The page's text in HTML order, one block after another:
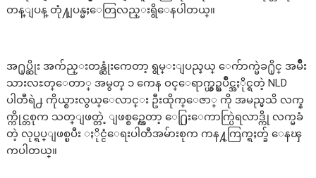
တန္ျပန္ တုံ႔ျပန္မႈေတြလည္းရွိေနပါတယ္။
အ႐ုပ္ဆိုး အက်ည္းတန္ဆုံးကေတာ့ ရွမ္းျပည္နယ္ ေက်ာက္မဲခ႐ိုင္ အမ်ိဳး
သားလႊတ္ေတာ္ အမွတ္ ၁ ကေန ဝင္ေရာက္ယွဥ္ၿပိဳင္အႏိုင္ရတဲ့ NLD
ပါတီရဲ႕ ကိုယ္စားလွယ္ေလာင္း ဦးထိုက္ေဇာ္ ကို အမည္မသိ လက္န
က္ကိုင္တစုက သတ္ျဖတ္တဲ့ ျဖစ္စဥ္ကေတာ့ ေ႐ြးေကာက္ပြဲရလာဒ္ကို လက္မခံ
တဲ့ လုပ္ရပ္ျဖစ္ၿပီး ႏိုင္ငံေရးပါတီအမ်ားစုက ကန႔္ကြက္ရႈတ္ခ် ေနၾ
ကပါတယ္။